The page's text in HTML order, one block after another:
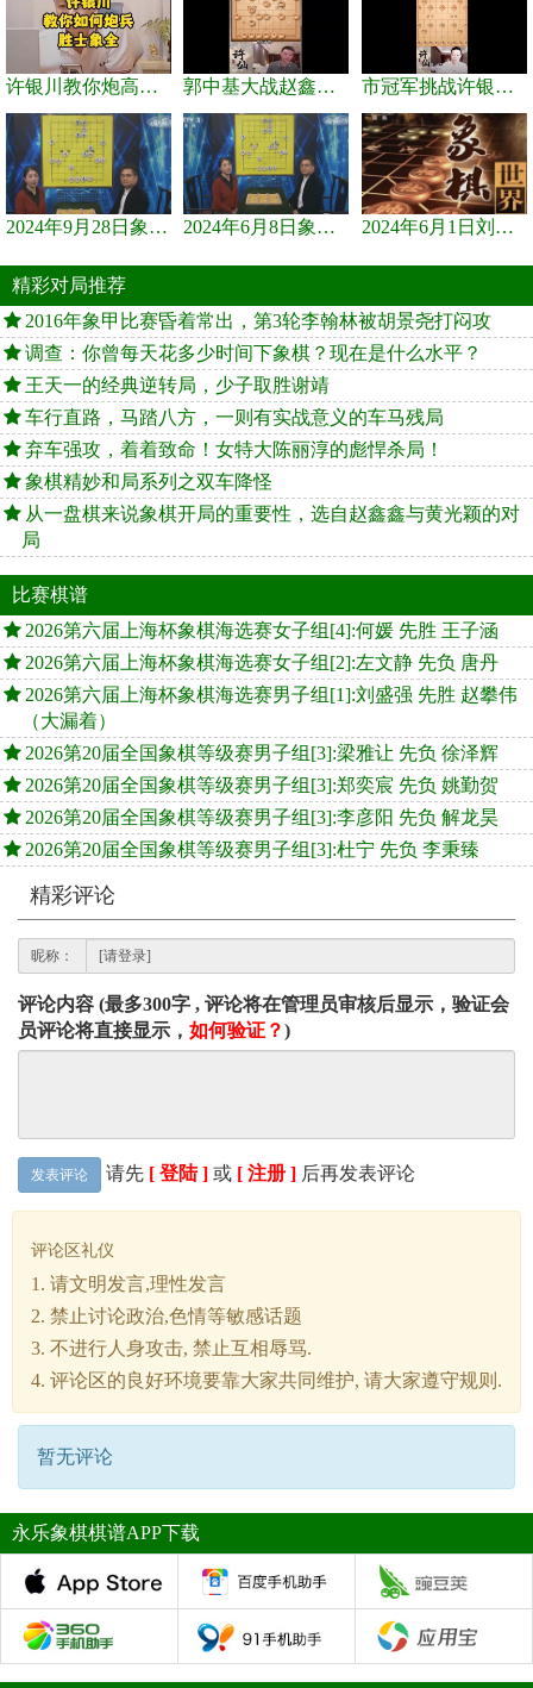
许银川教你炮高兵士象全如何赢士象全，简单四步即可 郭中基大战赵鑫鑫，许银川激情讲解 市冠军挑战许银川，急进中兵变化真激烈！
2024年9月28日象棋世界栏目，刘君、蒋川讲解了第九届杨官璘杯象棋... 2024年6月8日象棋世界，刘君、蒋川讲解了第九届杨官璘杯全国象棋... 2024年6月1日刘君、蒋川讲解第三届上海杯象棋大师赛谢靖与李少庚...
精彩对局推荐
2016年象甲比赛昏着常出，第3轮李翰林被胡景尧打闷攻
调查：你曾每天花多少时间下象棋？现在是什么水平？
王天一的经典逆转局，少子取胜谢靖
车行直路，马踏八方，一则有实战意义的车马残局
弃车强攻，着着致命！女特大陈丽淳的彪悍杀局！
象棋精妙和局系列之双车降怪
从一盘棋来说象棋开局的重要性，选自赵鑫鑫与黄光颖的对
局
比赛棋谱
2026第六届上海杯象棋海选赛女子组[4]:何媛 先胜 王子涵
2026第六届上海杯象棋海选赛女子组[2]:左文静 先负 唐丹
2026第六届上海杯象棋海选赛男子组[1]:刘盛强 先胜 赵攀伟
（大漏着）
2026第20届全国象棋等级赛男子组[3]:梁雅让 先负 徐泽辉
2026第20届全国象棋等级赛男子组[3]:郑奕宸 先负 姚勤贺
2026第20届全国象棋等级赛男子组[3]:李彦阳 先负 解龙昊
2026第20届全国象棋等级赛男子组[3]:杜宁 先负 李秉臻
精彩评论
昵称：
评论内容 (最多300字 , 评论将在管理员审核后显示，验证会
员评论将直接显示， 如何验证？)
发表评论 请先 [ 登陆 ] 或 [ 注册 ] 后再发表评论
评论区礼仪
1. 请文明发言,理性发言
2. 禁止讨论政治,色情等敏感话题
3. 不进行人身攻击, 禁止互相辱骂.
4. 评论区的良好环境要靠大家共同维护, 请大家遵守规则.
暂无评论
永乐象棋棋谱APP下载